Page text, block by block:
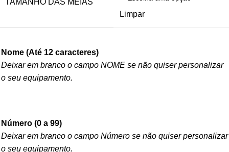
TAMANHO DAS MEIAS
Limpar
Nome (Até 12 caracteres)
Deixar em branco o campo NOME se não quiser personalizar
o seu equipamento.
Número (0 a 99)
Deixar em branco o campo Número se não quiser personalizar
o seu equipamento.